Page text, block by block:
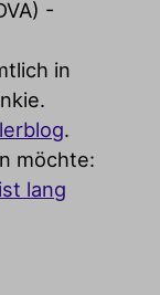
-
in
.
möchte:
lang